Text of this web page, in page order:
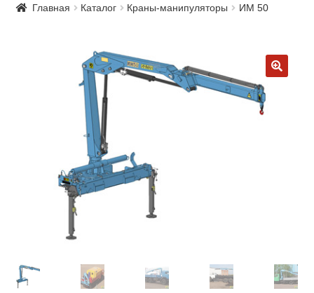
Главная Каталог Краны-манипуляторы ИМ 50